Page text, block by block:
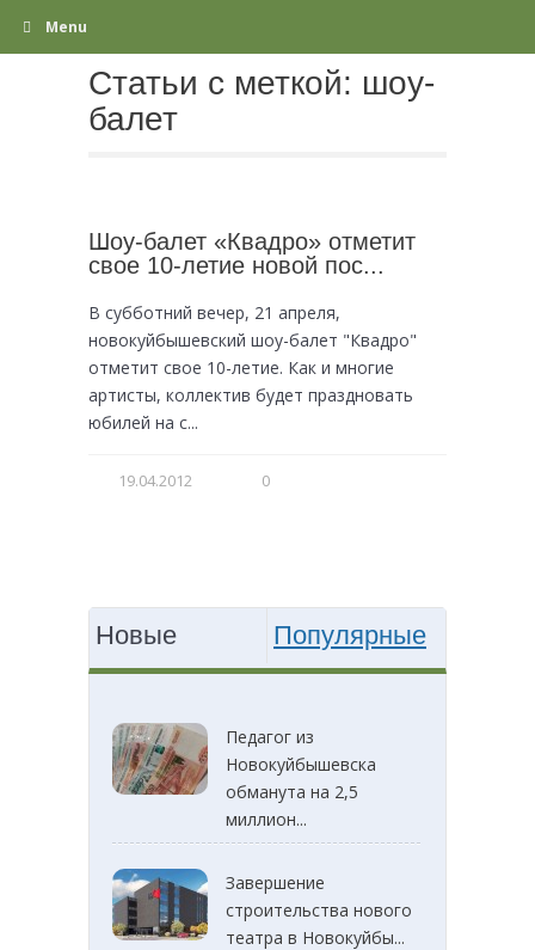
Menu
Статьи с меткой: шоу-
балет
Шоу-балет «Квадро» отметит
свое 10-летие новой пос...
В субботний вечер, 21 апреля,
новокуйбышевский шоу-балет "Квадро"
отметит свое 10-летие. Как и многие
артисты, коллектив будет праздновать
юбилей на с...
19.04.2012 0
Новые Популярные
Педагог из
Новокуйбышевска
обманута на 2,5
миллион...
Завершение
строительства нового
театра в Новокуйбы...